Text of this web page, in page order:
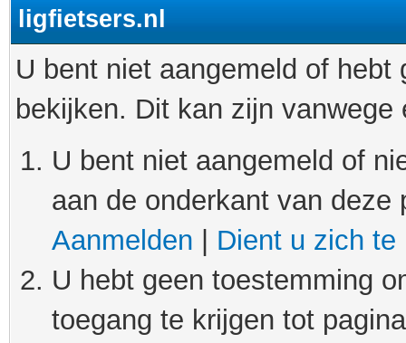
ligfietsers.nl
U bent niet aangemeld of
bekijken. Dit kan zijn
U bent niet aangemeld of
aan de onderkant van
Aanmelden
Dient u zich te
U hebt geen toestemming
toegang te krijgen tot